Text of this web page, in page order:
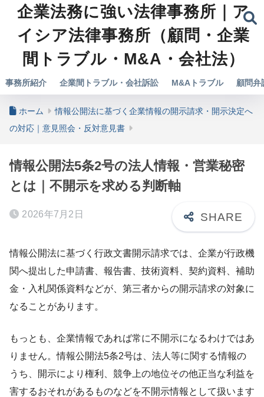
企業法務に強い法律事務所｜ア
イシア法律事務所（顧問・企業
間トラブル・M&A・会社法）
事務所紹介 企業間トラブル・会社訴訟 M&Aトラブル 顧問弁
ホーム
情報公開法に基づく企業情報の開示請求・開示決定へ
の対応｜意見照会・反対意見書
情報公開法5条2号の法人情報・営業秘密
とは｜不開示を求める判断軸
2026年7月2日
情報公開法に基づく行政文書開示請求では、企業が行政機
関へ提出した申請書、報告書、技術資料、契約資料、補助
金・入札関係資料などが、第三者からの開示請求の対象に
なることがあります。
もっとも、企業情報であれば常に不開示になるわけではあ
りません。情報公開法5条2号は、法人等に関する情報の
うち、開示により権利、競争上の地位その他正当な利益を
害するおそれがあるものなどを不開示情報として扱います